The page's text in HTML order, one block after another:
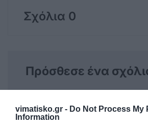
vimatisko.gr - Do Not Process My
Information
Σχόλια 0
Πρόσθεσε ένα